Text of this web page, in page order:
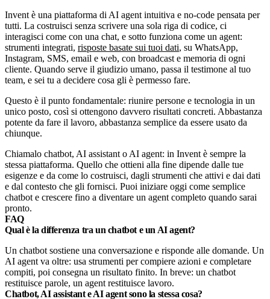
Invent è una piattaforma di AI agent intuitiva e no-code pensata per
tutti. La costruisci senza scrivere una sola riga di codice, ci
interagisci come con una chat, e sotto funziona come un agent:
strumenti integrati, risposte basate sui tuoi dati, su WhatsApp,
Instagram, SMS, email e web, con broadcast e memoria di ogni
cliente. Quando serve il giudizio umano, passa il testimone al tuo
team, e sei tu a decidere cosa gli è permesso fare.
Questo è il punto fondamentale: riunire persone e tecnologia in un
unico posto, così si ottengono davvero risultati concreti. Abbastanza
potente da fare il lavoro, abbastanza semplice da essere usato da
chiunque.
Chiamalo chatbot, AI assistant o AI agent: in Invent è sempre la
stessa piattaforma. Quello che ottieni alla fine dipende dalle tue
esigenze e da come lo costruisci, dagli strumenti che attivi e dai dati
e dal contesto che gli fornisci. Puoi iniziare oggi come semplice
chatbot e crescere fino a diventare un agent completo quando sarai
pronto.
FAQ
Qual è la differenza tra un chatbot e un AI agent?
Un chatbot sostiene una conversazione e risponde alle domande. Un
AI agent va oltre: usa strumenti per compiere azioni e completare
compiti, poi consegna un risultato finito. In breve: un chatbot
restituisce parole, un agent restituisce lavoro.
Chatbot, AI assistant e AI agent sono la stessa cosa?